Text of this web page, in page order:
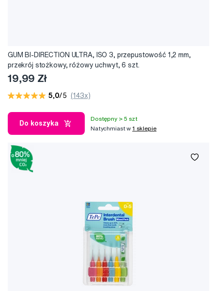
GUM BI-DIRECTION ULTRA, ISO 3, przepustowość 1,2 mm,
przekrój stożkowy, różowy uchwyt, 6 szt.
19,99 Zł
5,0/5 (143x)
Do koszyka
Dostępny > 5 szt
Natychmiast w1 sklepie